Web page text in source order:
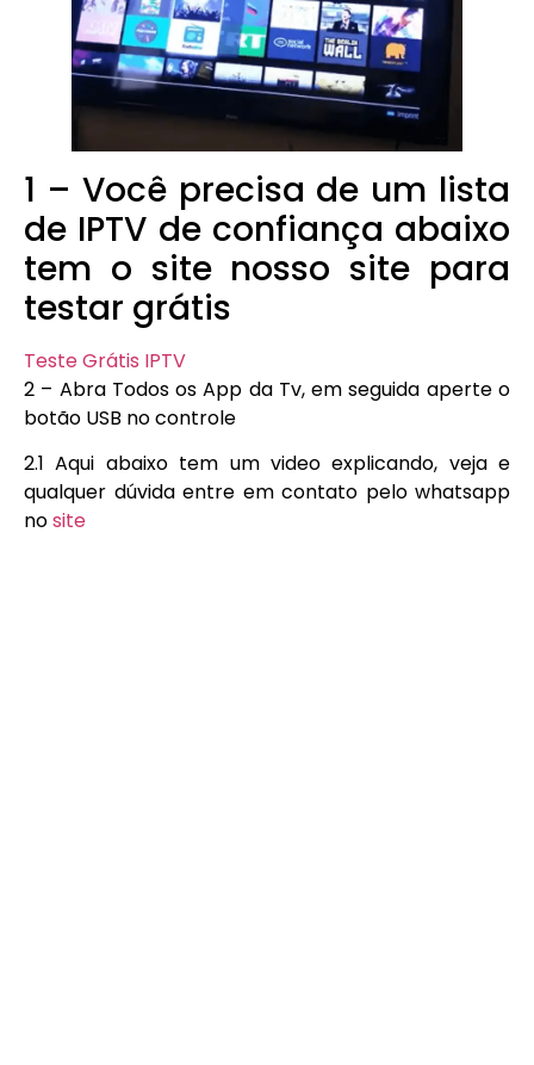
1 – Você precisa de um lista
de IPTV de confiança abaixo
tem o site nosso site para
testar grátis
Teste Grátis IPTV
2 – Abra Todos os App da Tv, em seguida aperte o
botão USB no controle
2.1 Aqui abaixo tem um video explicando, veja e
qualquer dúvida entre em contato pelo whatsapp
nosite